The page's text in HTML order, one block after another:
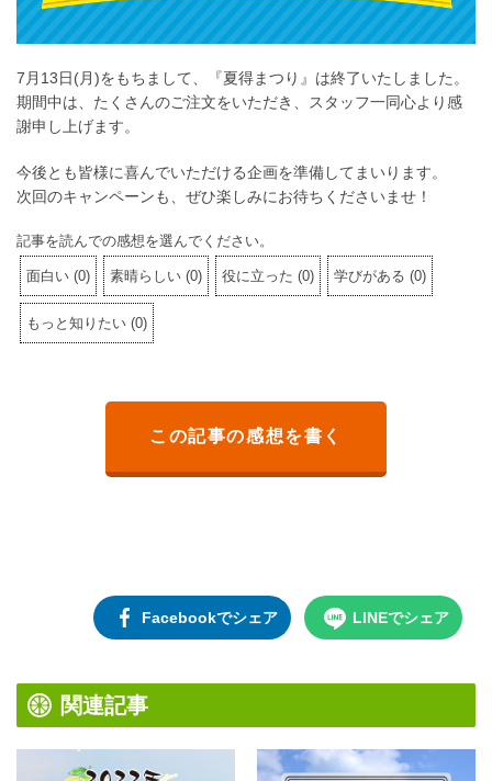
7月13日(月)をもちまして、『夏得まつり』は終了いたしました。
期間中は、たくさんのご注文をいただき、スタッフ一同心より感
謝申し上げます。
今後とも皆様に喜んでいただける企画を準備してまいります。
次回のキャンペーンも、ぜひ楽しみにお待ちくださいませ！
記事を読んでの感想を選んでください。
面白い (0) 素晴らしい (0) 役に立った (0) 学びがある (0)
もっと知りたい (0)
この記事の感想を書く
Facebookでシェア LINEでシェア
関連記事